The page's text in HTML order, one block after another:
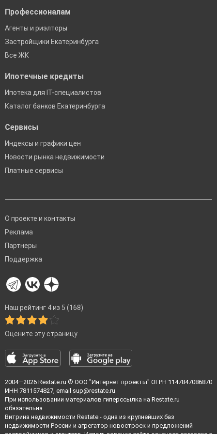
Профессионалам
Агенты и риэлторы
Застройщики Екатеринбурга
Все ЖК
Ипотечные кредиты
Ипотека для IT-специалистов
Каталог банков Екатеринбурга
Сервисы
Индексы и графики цен
Новости рынка недвижимости
Платные сервисы
О проекте и контакты
Реклама
Партнеры
Поддержка
Наш рейтинг 4 из 5 (168)
Оцените эту страницу
2004—2026 Restate.ru ® ООО "Интернет проекты" ОГРН 1147847086870
ИНН 7811574827, email sup@restate.ru
При использовании материалов гиперссылка на Restate.ru
обязательна.
Витрина недвижимости Restate - одна из крупнейших баз
недвижимости России и агрегатор новостроек и предложений